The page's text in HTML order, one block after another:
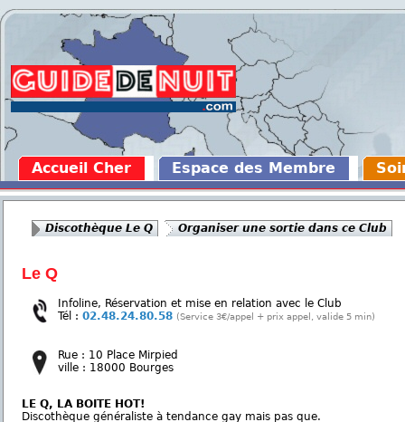
Accueil Cher Espace des Membre
Discothèque Le Q Organiser une sortie dans ce Club
Le Q
Infoline, Réservation et mise en relation avec le Club
Tél : 02.48.24.80.58 (Service 3€/appel + prix appel, valide 5 min)
Rue : 10 Place Mirpied
ville : 18000 Bourges
LE Q, LA BOITE HOT!
Discothèque généraliste à tendance gay mais pas que.